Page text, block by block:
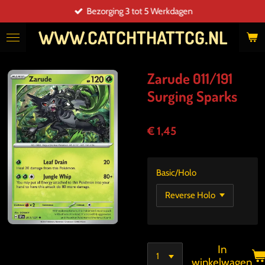
direct
naar
WWW.CATCHTHATTCG.NL
Bezorging 3 tot 5 Werkdagen
Zarude 011/191
Surging Sparks
€ 1,45
Basic/Holo
In